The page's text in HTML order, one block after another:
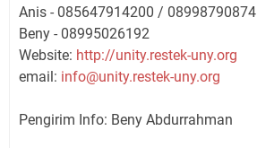
Anis - 085647914200 / 08998790874
Beny - 08995026192
Website: http://unity.restek-uny.org
email: info@unity.restek-uny.org
Pengirim Info: Beny Abdurrahman